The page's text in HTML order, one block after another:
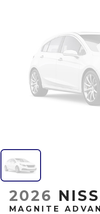
2026
MAGNITE